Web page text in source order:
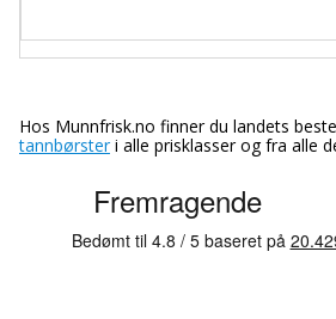
Hos Munnfrisk.no finner du landets
tannbørster i alle prisklasser og fra alle